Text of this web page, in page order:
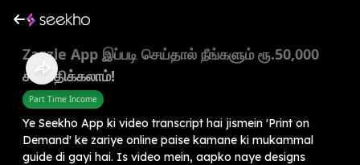
Zazzle App இப்படி செய்தால் நீங்களும் ரூ.50,000
சம்பாதிக்கலாம்!
Part Time Income
Ye Seekho App ki video transcript hai jismein 'Print on
Demand' ke zariye online paise kamane ki mukammal
guide di gayi hai. Is video mein, aapko naye designs